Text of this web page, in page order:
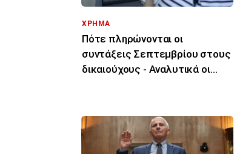
ΧΡΗΜΑ
Πότε πληρώνονται οι
συντάξεις Σεπτεμβρίου στους
δικαιούχους - Αναλυτικά οι